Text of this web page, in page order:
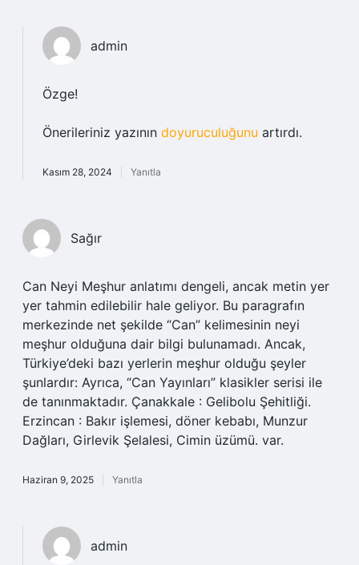
admin
Özge!
Önerileriniz yazının doyuruculuğunu artırdı.
Kasım 28, 2024 Yanıtla
Sağır
Can Neyi Meşhur anlatımı dengeli, ancak metin yer
yer tahmin edilebilir hale geliyor. Bu paragrafın
merkezinde net şekilde “Can” kelimesinin neyi
meşhur olduğuna dair bilgi bulunamadı. Ancak,
Türkiye’deki bazı yerlerin meşhur olduğu şeyler
şunlardır: Ayrıca, “Can Yayınları” klasikler serisi ile
de tanınmaktadır. Çanakkale : Gelibolu Şehitliği.
Erzincan : Bakır işlemesi, döner kebabı, Munzur
Dağları, Girlevik Şelalesi, Cimin üzümü. var.
Haziran 9, 2025 Yanıtla
admin